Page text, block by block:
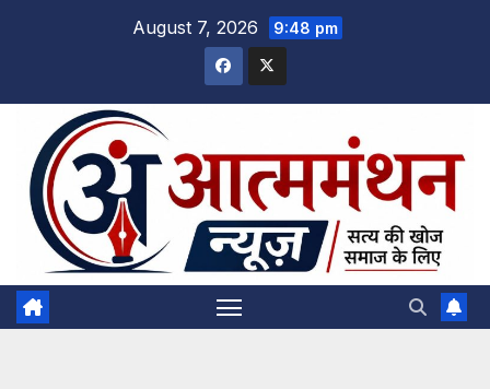
August 7, 2026 9:48 pm